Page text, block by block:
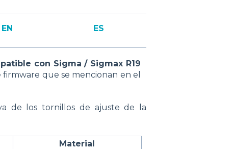
EN ES
con Sigma / Sigmax R19
firmware que se mencionan en el
de los tornillos de ajuste de la
Material